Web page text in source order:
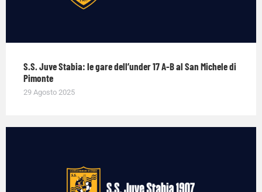
S.S. Juve Stabia: le gare dell’under 17 A-B al San Michele di
Pimonte
29 Agosto 2025